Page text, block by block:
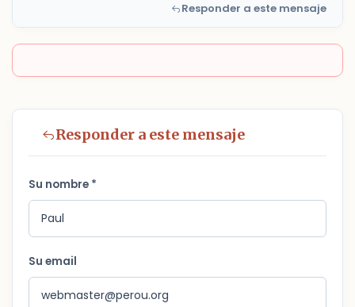
Responder a este mensaje
Responder a este mensaje
Su nombre *
Su email